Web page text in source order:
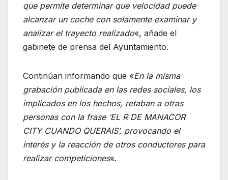
que permite determinar que velocidad puede
alcanzar un coche con solamente examinar y
analizar el trayecto realizado«, añade el
gabinete de prensa del Ayuntamiento.
Continúan informando que «En la misma
grabación publicada en las redes sociales, los
implicados en los hechos, retaban a otras
personas con la frase ‘EL R DE MANACOR
CITY CUANDO QUERAIS’, provocando el
interés y la reacción de otros conductores para
realizar competiciones«.